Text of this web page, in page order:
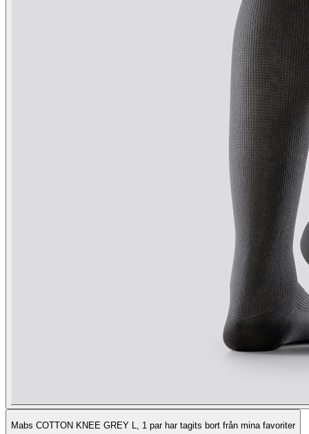
Mabs COTTON KNEE GREY L, 1 par har tagits bort från mina favoriter